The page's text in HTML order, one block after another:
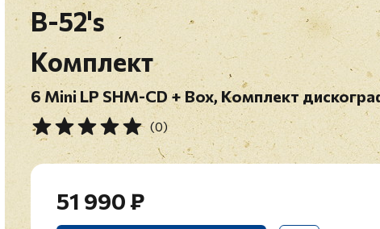
B-52's
Комплект
6 Mini LP SHM-CD + Box, Комплект
(0)
51 990 ₽